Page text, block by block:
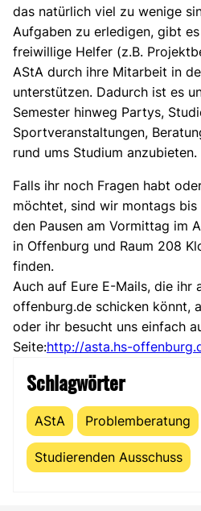
das natürlich viel zu wenige
Aufgaben zu erledigen, gibt
freiwillige Helfer (z.B.
AStA durch ihre Mitarbeit in
unterstützen. Dadurch ist es
Semester hinweg Partys,
Sportveranstaltungen,
rund ums Studium anzubieten.
Falls ihr noch Fragen habt
möchtet, sind wir montags
den Pausen am Vormittag im
in Offenburg und Raum 208
finden.
Auch auf Eure E-Mails, die ihr
offenburg.de schicken könnt,
oder ihr besucht uns einfach
Seite:http://asta.hs-
Schlagwörter
AStA Problemberatung
Studierenden Ausschuss